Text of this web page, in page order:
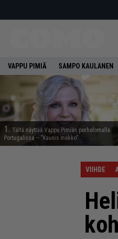
VAPPU PIMIÄ SAMPO KAULANEN
1. Tältä näyttää Vappu Pimiän perhelomalla
Portugalissa – ”Kaunis mekko”
VIIHDE